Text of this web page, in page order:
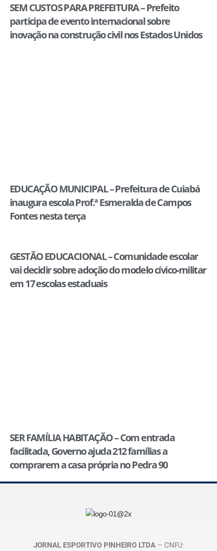
SEM CUSTOS PARA PREFEITURA – Prefeito
participa de evento internacional sobre
inovação na construção civil nos Estados Unidos
EDUCAÇÃO MUNICIPAL – Prefeitura de Cuiabá
inaugura escola Prof.ª Esmeralda de Campos
Fontes nesta terça
GESTÃO EDUCACIONAL – Comunidade escolar
vai decidir sobre adoção do modelo cívico-militar
em 17 escolas estaduais
SER FAMÍLIA HABITAÇÃO – Com entrada
facilitada, Governo ajuda 212 famílias a
comprarem a casa própria no Pedra 90
JORNAL ESPORTIVO PINHEIRO LTDA– CNPJ: